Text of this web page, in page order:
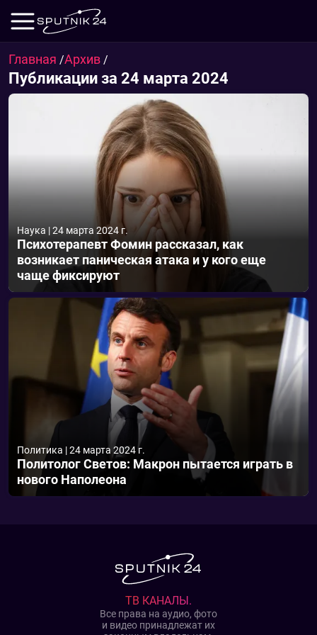
Главная /Архив /
Публикации за 24 марта 2024
Наука |24 марта 2024 г.
Психотерапевт Фомин рассказал, как
возникает паническая атака и у кого еще
чаще фиксируют
Политика |24 марта 2024 г.
Политолог Светов: Макрон пытается играть в
нового Наполеона
ТВ КАНАЛЫ.
Все права на аудио, фото
и видео принадлежат их